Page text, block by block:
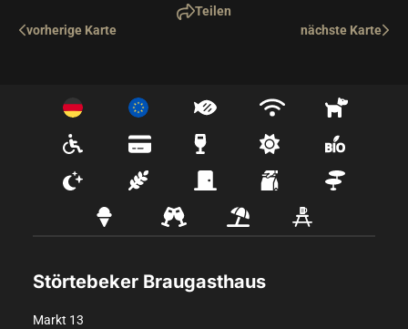
Teilen
vorherige Karte
nächste Karte
Störtebeker Braugasthaus
Markt 13